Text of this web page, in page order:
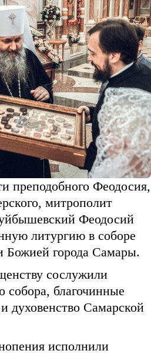
преподобного Феодосия,
митрополит
Феодосий
литургию в соборе
города Самары.
сослужили
собора, благочинные
духовенство Самарской
исполнили